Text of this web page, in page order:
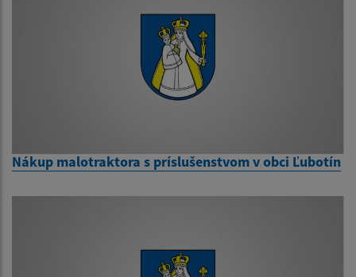
Nákup malotraktora s príslušenstvom v obci Ľubotín